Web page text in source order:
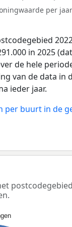
per
in 2025
de hele
van de data in
ieder jaar.
per buurt in de
postcodegebied